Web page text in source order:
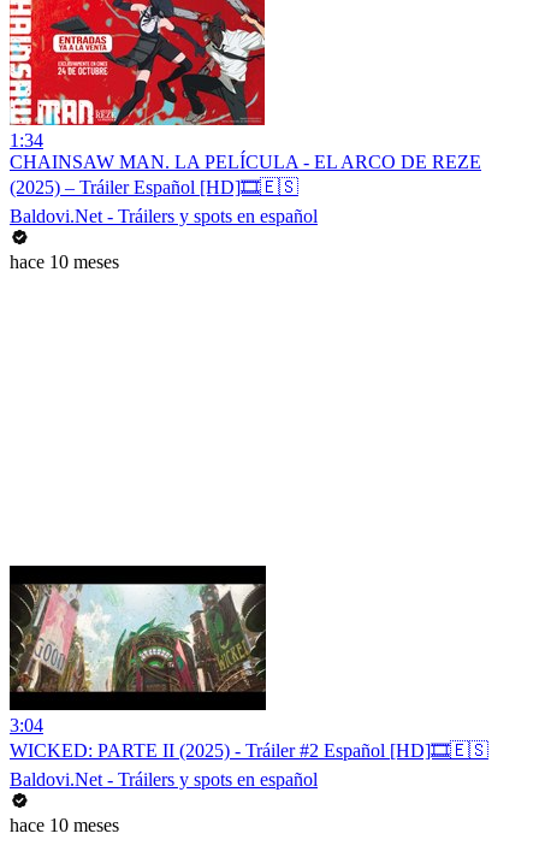
1:34
CHAINSAW MAN. LA PELÍCULA - EL ARCO DE REZE
(2025) – Tráiler Español [HD]🎞️🇪🇸
Baldovi.Net - Tráilers y spots en español
hace 10 meses
3:04
WICKED: PARTE II (2025) - Tráiler #2 Español [HD]🎞️🇪🇸
Baldovi.Net - Tráilers y spots en español
hace 10 meses